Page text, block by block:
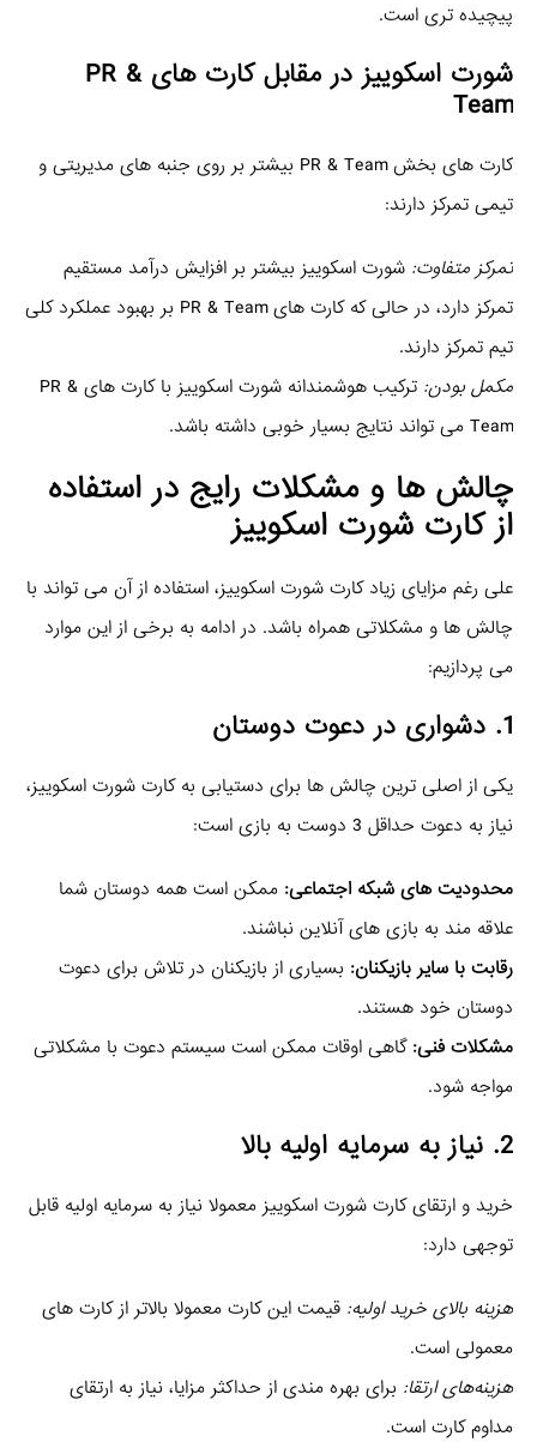
پیچیده‌ تری است.
شورت اسکوییز در مقابل کارت‌ های PR &
Team
کارت‌ های بخش PR & Team بیشتر بر روی جنبه‌ های مدیریتی و
تیمی تمرکز دارند:
تمرکز متفاوت: شورت اسکوییز بیشتر بر افزایش درآمد مستقیم
تمرکز دارد، در حالی که کارت‌ های PR & Team بر بهبود عملکرد کلی
تیم تمرکز دارند.
مکمل بودن:
ترکیب هوشمندانه شورت اسکوییز با کارت‌ های PR &
Team می‌ تواند نتایج بسیار خوبی داشته باشد.
چالش‌ ها و مشکلات رایج در استفاده
از کارت شورت اسکوییز
علی‌ رغم مزایای زیاد کارت شورت اسکوییز، استفاده از آن می‌ تواند با
چالش‌ ها و مشکلاتی همراه باشد. در ادامه به برخی از این موارد
می‌ پردازیم:
1. دشواری در دعوت دوستان
یکی از اصلی‌ ترین چالش‌ ها برای دستیابی به کارت شورت اسکوییز،
نیاز به دعوت حداقل 3 دوست به بازی است:
محدودیت‌ های شبکه اجتماعی: ممکن است همه دوستان شما
علاقه‌ مند به بازی‌ های آنلاین نباشند.
رقابت با سایر بازیکنان: بسیاری از بازیکنان در تلاش برای دعوت
دوستان خود هستند.
مشکلات فنی: گاهی اوقات ممکن است سیستم دعوت با مشکلاتی
مواجه شود.
2. نیاز به سرمایه اولیه بالا
خرید و ارتقای کارت شورت اسکوییز معمولا نیاز به سرمایه اولیه قابل
توجهی دارد:
هزینه بالای خرید اولیه: قیمت این کارت معمولا بالاتر از کارت‌ های
معمولی است.
هزینه‌های ارتقا: برای بهره‌ مندی از حداکثر مزایا، نیاز به ارتقای
مداوم کارت است.